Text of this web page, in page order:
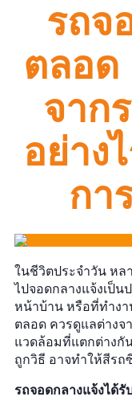
รถจ
ตลอด
จาก
อย่าง
กา
ในชีวิตประจำวัน ห
ไปจอดกลางแจ้งเป็น
หน้าบ้าน หรือที่ทำง
ตลอด ควรดูแลต่างจ
แวดล้อมที่แตกต่างกั
ถูกวิธี อาจทำให้สีร
รถจอดกลางแจ้งได้รั